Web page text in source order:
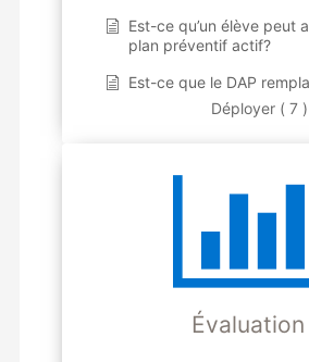
Est-ce qu’un élève peut
plan préventif actif?
Est-ce que le DAP
Déployer ( 7 )
Évaluation